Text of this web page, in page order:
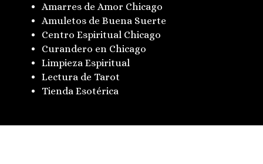
Amarres de Amor Chicago
Amuletos de Buena Suerte
Centro Espiritual Chicago
Curandero en Chicago
Limpieza Espiritual
Lectura de Tarot
Tienda Esotérica